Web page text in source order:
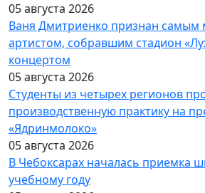
05 августа 2026
Ваня Дмитриенко признан
артистом, собравшим стадион
концертом
05 августа 2026
Студенты из четырех регионов
производственную практику на
«Ядринмолоко»
05 августа 2026
В Чебоксарах началась приемка
учебному году